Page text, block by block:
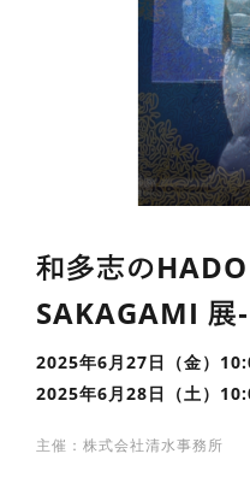
和多志の
SAKAGAMI 展‐
2025年6月27日（金）
2025年6月28日（土）
主催：株式会社清水事務所